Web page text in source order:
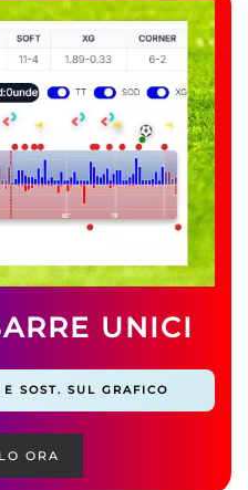
UNICI
SOST. SUL GRAFICO
ORA